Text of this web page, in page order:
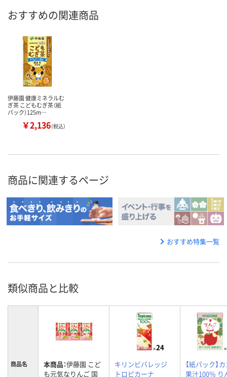
おすすめの関連商品
伊藤園 健康ミネラルむ
ぎ茶 こどもむぎ茶（紙
パック）125m…
￥2,136（税込）
商品に関連するページ
おすすめ特集一覧
類似商品と比較
商品名 本商品：伊藤園 こど
も元気なりんご 国
キリンビバレッジ
トロピカーナ
【紙パック】
果汁100％ り